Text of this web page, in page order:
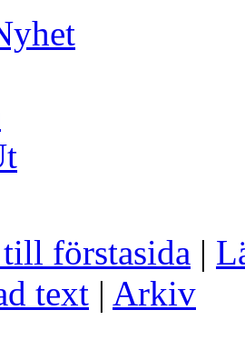
förstasida |
text | Arkiv